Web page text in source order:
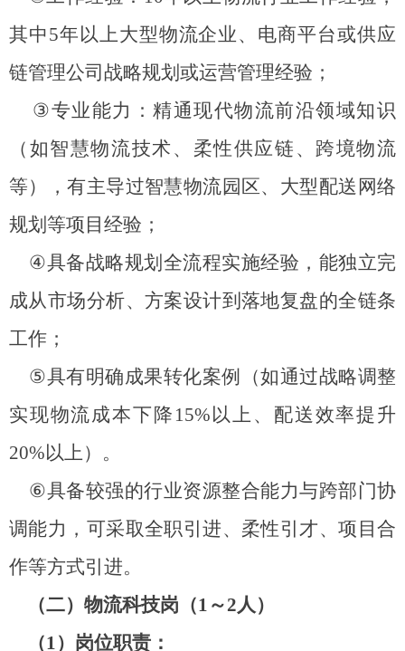
其中5年以上大型物流企业、电商平台或供应
链管理公司战略规划或运营管理经验；
③专业能力：精通现代物流前沿领域知识
（如智慧物流技术、柔性供应链、跨境物流
等），有主导过智慧物流园区、大型配送网络
规划等项目经验；
④具备战略规划全流程实施经验，能独立完
成从市场分析、方案设计到落地复盘的全链条
工作；
⑤具有明确成果转化案例（如通过战略调整
实现物流成本下降 15% 以上、配送效率提升
20%以上）。
⑥具备较强的行业资源整合能力与跨部门协
调能力，可采取全职引进、柔性引才、项目合
作等方式引进。
（二）物流科技岗（1 ～2人）
（1）岗位职责：